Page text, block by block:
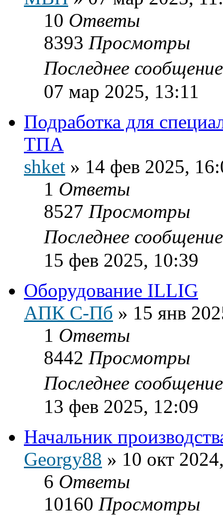
10 Ответы
8393 Просмотры
Последнее
07 мар 2025, 13:11
Подработка для
ТПА
shket » 14 фев 2025,
1 Ответы
8527 Просмотры
Последнее
15 фев 2025, 10:39
Оборудование ILLIG
АПК С-Пб » 15 янв
1 Ответы
8442 Просмотры
Последнее
13 фев 2025, 12:09
Начальник
Georgy88 » 10 окт
6 Ответы
10160 Просмотры